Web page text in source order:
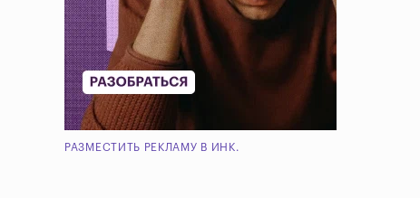
РАЗМЕСТИТЬ РЕКЛАМУ В ИНК.